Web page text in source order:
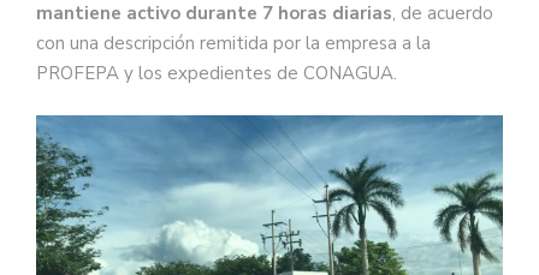
mantiene activo durante 7 horas diarias, de acuerdo
con una descripción remitida por la empresa a la
PROFEPA y los expedientes de CONAGUA.